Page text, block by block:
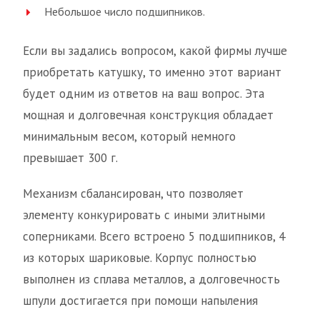
Небольшое число подшипников.
Если вы задались вопросом, какой фирмы лучше
приобретать катушку, то именно этот вариант
будет одним из ответов на ваш вопрос. Эта
мощная и долговечная конструкция обладает
минимальным весом, который немного
превышает 300 г.
Механизм сбалансирован, что позволяет
элементу конкурировать с иными элитными
соперниками. Всего встроено 5 подшипников, 4
из которых шариковые. Корпус полностью
выполнен из сплава металлов, а долговечность
шпули достигается при помощи напыления